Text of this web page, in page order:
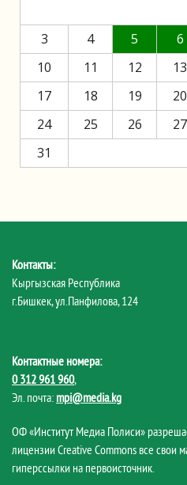
3
4 5 6
10
11 12 13
17
18 19 20
24
25 26 27
31
Контакты:
Кыргызская Республика
г.Бишкек, ул.Панфилова, 124
Контактные номера:
0 312 961 960,
Эл. почта: mpi@media.kg
ОФ «Институт Медиа Полиси»
лицензии Creative Commons все свои
гиперссылки на первоисточник.